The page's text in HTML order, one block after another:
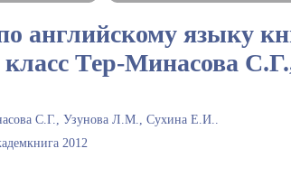
английскому языку
Тер-Минасова
С.Г., Узунова Л.М., Сухина Е.И..
2012